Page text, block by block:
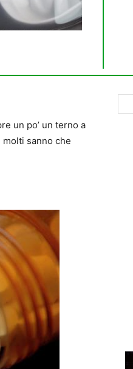
un po’ un terno a
sanno che